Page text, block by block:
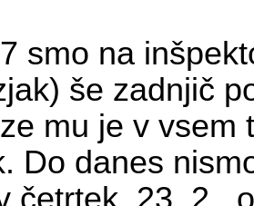
smo na
še zadnjič
mu je v vsem
Do danes
četrtek, 23. 2.,